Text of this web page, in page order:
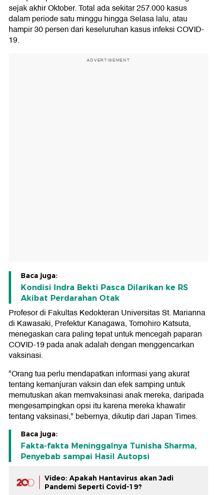
sejak akhir Oktober. Total ada sekitar 257.000 kasus
dalam periode satu minggu hingga Selasa lalu, atau
hampir 30 persen dari keseluruhan kasus infeksi COVID-
19.
ADVERTISEMENT
Baca juga:
Kondisi Indra Bekti Pasca Dilarikan ke RS
Akibat Perdarahan Otak
Profesor di Fakultas Kedokteran Universitas St. Marianna
di Kawasaki, Prefektur Kanagawa, Tomohiro Katsuta,
menegaskan cara paling tepat untuk mencegah paparan
COVID-19 pada anak adalah dengan menggencarkan
vaksinasi.
"Orang tua perlu mendapatkan informasi yang akurat
tentang kemanjuran vaksin dan efek samping untuk
memutuskan akan memvaksinasi anak mereka, daripada
mengesampingkan opsi itu karena mereka khawatir
tentang vaksinasi," bebernya, dikutip dari Japan Times.
Baca juga:
Fakta-fakta Meninggalnya Tunisha Sharma,
Penyebab sampai Hasil Autopsi
Video: Apakah Hantavirus akan Jadi
Pandemi Seperti Covid-19?